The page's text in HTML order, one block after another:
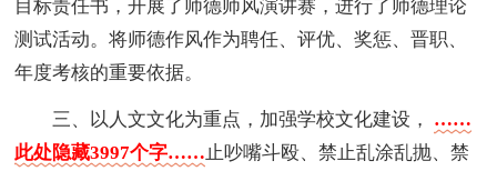
目标责任书，开展了师德师风演讲赛，进行了师德理论
测试活动。将师德作风作为聘任、评优、奖惩、晋职、
年度考核的重要依据。
三、以人文文化为重点，加强学校文化建设， ……
此处隐藏3997个字…… 止吵嘴斗殴、禁止乱涂乱抛、禁